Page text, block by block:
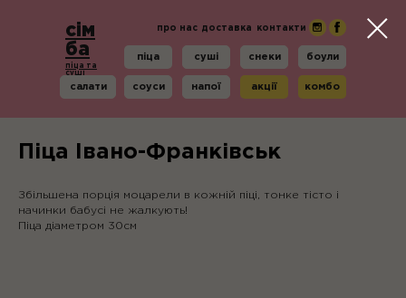
піца суші снеки
про нас доставка контакти
сім
ба
піца та
суші
піца
комбо
суші
акції
снеки
соуси напої
салати
боули
Піца Івано-Франківськ
Збільшена порція моцарели в кожній піці, тонке тісто і
начинки бабусі не жалкують!
Піца діаметром 30см